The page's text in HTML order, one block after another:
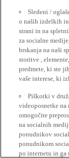
Sledeni /
o naših izdelkih
strani in na
za socialne
brskanja na naši
storitve ,
predmete, ki ste
vaše interese, ki
Piškotki v
videoposnetke na
omogočite
na socialnih
ponudnikov
ponudnikom
po internetu in ga